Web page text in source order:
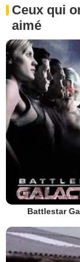
Ceux qui
aimé
Battlestar